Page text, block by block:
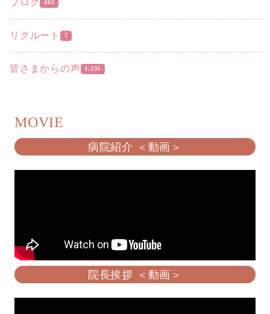
ブログ 462
リクルート 7
皆さまからの声 1,533
MOVIE
病院紹介 ＜動画＞
院長挨拶 ＜動画＞